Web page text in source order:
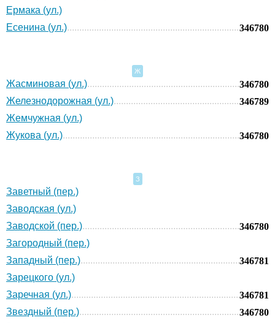
Ермака (ул.)
Есенина (ул.)
346780
Ж
Жасминовая (ул.)
346780
Железнодорожная (ул.)
346789
Жемчужная (ул.)
Жукова (ул.)
346780
З
Заветный (пер.)
Заводская (ул.)
Заводской (пер.)
346780
Загородный (пер.)
Западный (пер.)
346781
Зарецкого (ул.)
Заречная (ул.)
346781
Звездный (пер.)
346780